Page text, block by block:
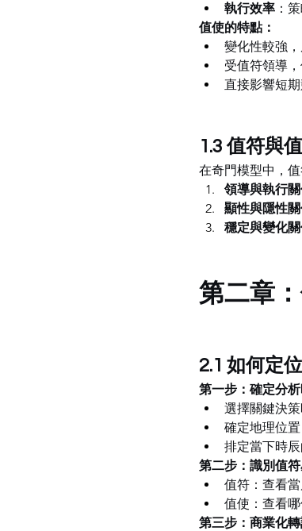
執行效率 ：
值使的特點：
變化性較強
受值符領導
直接影響短
1.3 值符與
在奇門模型中，
領導與執行
顯性與隱性
穩定與變化
第二章
2.1 如何定
第一步：確定分
選擇關鍵決
確定地理位
排定當下時
第二步：識別值
值符：查看
值使：查看
第三步：商業化